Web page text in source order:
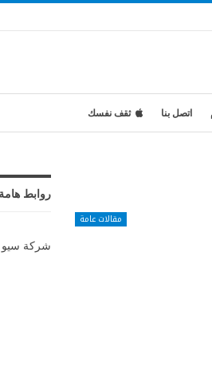
اتصل بنا ثقف نفسك
مقالات عامة
روابط هامة
شركة سيو